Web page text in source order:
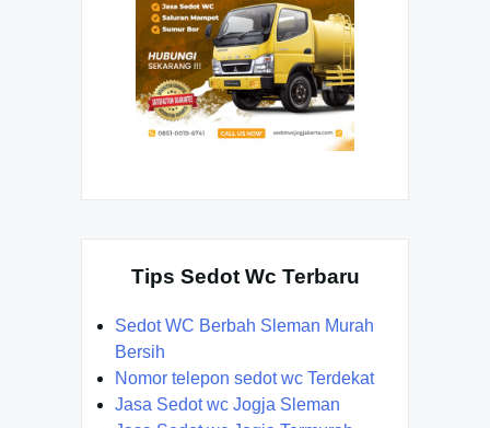
Tips Sedot Wc Terbaru
Sedot WC Berbah Sleman Murah
Bersih
Nomor telepon sedot wc Terdekat
Jasa Sedot wc Jogja Sleman